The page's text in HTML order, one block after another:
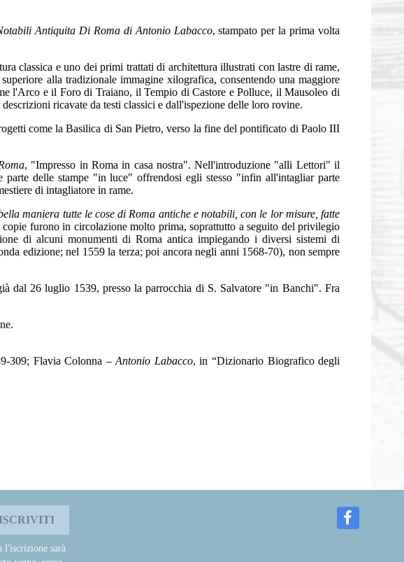
Antiquita Di Roma di Antonio Labacco, stampato per la prima volta
classica e uno dei primi trattati di architettura illustrati con lastre di rame,
alla tradizionale immagine xilografica, consentendo una maggiore
l'Arco e il Foro di Traiano, il Tempio di Castore e Polluce, il Mausoleo di
ricavate da testi classici e dall'ispezione delle loro rovine.
come la Basilica di San Pietro, verso la fine del pontificato di Paolo III
, "Impresso in Roma in casa nostra". Nell'introduzione "alli Lettori" il
delle stampe "in luce" offrendosi egli stesso "infin all'intagliar parte
di intagliatore in rame.
maniera tutte le cose di Roma antiche e notabili, con le lor misure, fatte
furono in circolazione molto prima, soprattutto a seguito del privilegio
di alcuni monumenti di Roma antica impiegando i diversi sistemi di
edizione; nel 1559 la terza; poi ancora negli anni 1568-70), non sempre
dal 26 luglio 1539, presso la parrocchia di S. Salvatore "in Banchi". Fra
309; Flavia Colonna –Antonio Labacco, in “Dizionario Biografico degli
l'iscrizione sarà